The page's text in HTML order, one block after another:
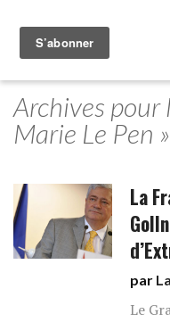
Archives pour
Marie Le Pen »
La
par
Le